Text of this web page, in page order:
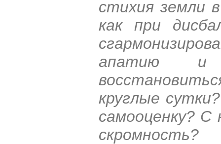
стихия земли
как при
апатию и
круглые
самооценку? С
скромность?